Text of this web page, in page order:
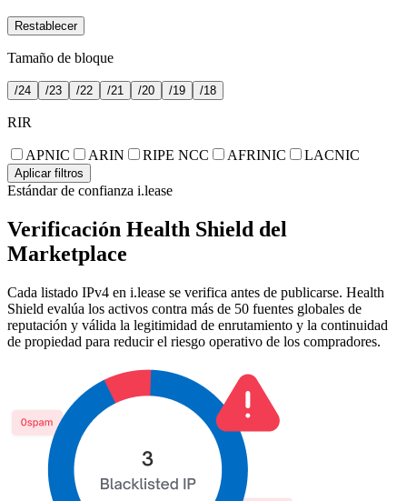
Restablecer
Tamaño de bloque
/24 /23 /22 /21 /20 /19 /18
RIR
APNIC ARIN RIPE NCC AFRINIC LACNIC
Aplicar filtros
Estándar de confianza i.lease
Verificación Health Shield del
Marketplace
Cada listado IPv4 en i.lease se verifica antes de publicarse. Health
Shield evalúa los activos contra más de 50 fuentes globales de
reputación y válida la legitimidad de enrutamiento y la continuidad
de propiedad para reducir el riesgo operativo de los compradores.